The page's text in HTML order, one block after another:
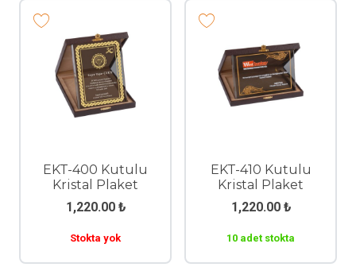
EKT-400 Kutulu
Kristal Plaket
1,220.00 ₺
Stokta yok
EKT-410 Kutulu
Kristal Plaket
1,220.00 ₺
10 adet stokta